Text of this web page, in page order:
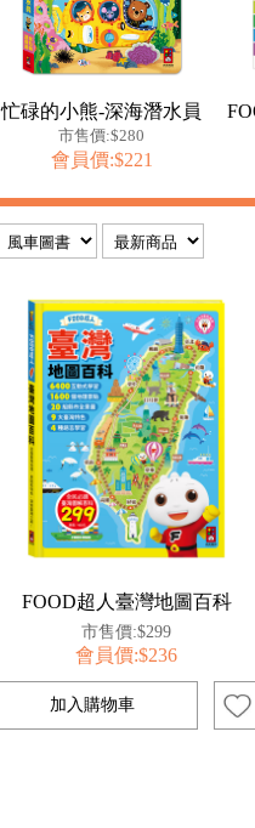
忙碌的小熊-深海潛水員
市售價:$280
會員價:$221
FOOD超人臺灣地圖百科
市售價:$299
會員價:$236